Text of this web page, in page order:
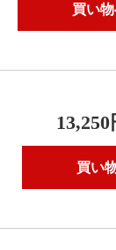
買い
買い